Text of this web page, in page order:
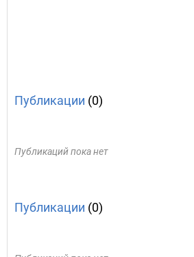
Публикации (0)
Публикаций пока нет
Публикации (0)